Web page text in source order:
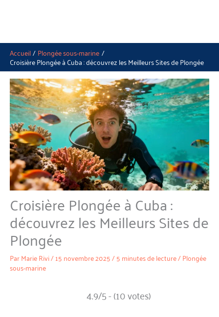
Accueil Plongée sous-marine
Croisière Plongée à Cuba : découvrez les Meilleurs Sites de Plongée
Croisière Plongée à Cuba :
découvrez les Meilleurs Sites de
Plongée
ParMarie Rivi/15 novembre 2025/5 minutes de lecture/Plongée
sous-marine
4.9/5 - (10 votes)